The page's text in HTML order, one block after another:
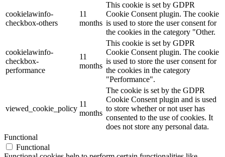
cookielawinfo-
checkbox-others
11
months
This cookie is set by GDPR
Cookie Consent plugin. The cookie
is used to store the user consent for
the cookies in the category "Other.
cookielawinfo-
checkbox-
performance
11
months
This cookie is set by GDPR
Cookie Consent plugin. The cookie
is used to store the user consent for
the cookies in the category
"Performance".
viewed_cookie_policy
11
months
The cookie is set by the GDPR
Cookie Consent plugin and is used
to store whether or not user has
consented to the use of cookies. It
does not store any personal data.
Functional
Functional